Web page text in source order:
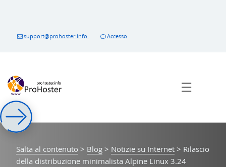
support@prohoster.info Accesso
☰
Salta al contenuto > Blog > Notizie su Internet > Rilascio
della distribuzione minimalista Alpine Linux 3.24